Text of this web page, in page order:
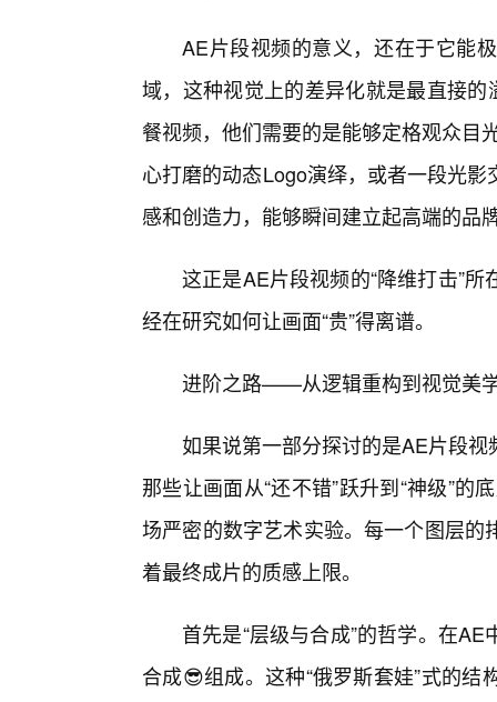
AE片段视频的意义，还在于它能
域，这种视觉上的差异化就是最直接
餐视频，他们需要的是能够定格观众目
心打磨的动态Logo演绎，或者一段光
感和创造力，能够瞬间建立起高端的品
这正是AE片段视频的“降维打击”
经在研究如何让画面“贵”得离谱。
进阶之路——从逻辑重构到视觉美
如果说第一部分探讨的是AE片段
那些让画面从“还不错”跃升到“神级”
场严密的数字艺术实验。每一个图层
着最终成片的质感上限。
首先是“层级与合成”的哲学。在
合成😎组成。这种“俄罗斯套娃”式的